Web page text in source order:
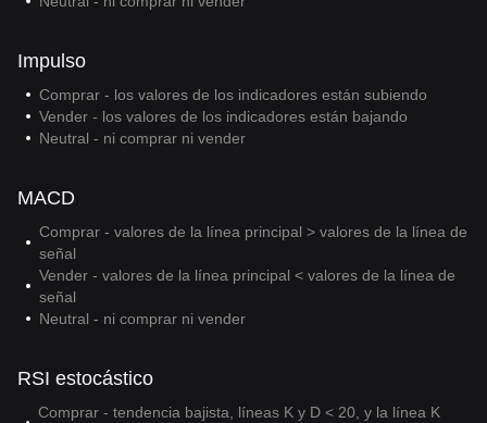
Impulso
Comprar - los valores de los indicadores están subiendo
Vender - los valores de los indicadores están bajando
Neutral - ni comprar ni vender
MACD
Comprar - valores de la línea principal > valores de la línea de
señal
Vender - valores de la línea principal < valores de la línea de
señal
Neutral - ni comprar ni vender
RSI estocástico
Comprar - tendencia bajista, líneas K y D < 20, y la línea K